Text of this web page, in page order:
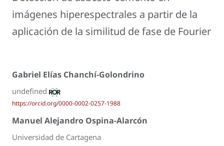
imágenes hiperespectrales a partir de la
aplicación de la similitud de fase de Fourier
Gabriel Elías Chanchí-Golondrino
undefined
https://orcid.org/0000-0002-0257-1988
Manuel Alejandro Ospina-Alarcón
Universidad de Cartagena